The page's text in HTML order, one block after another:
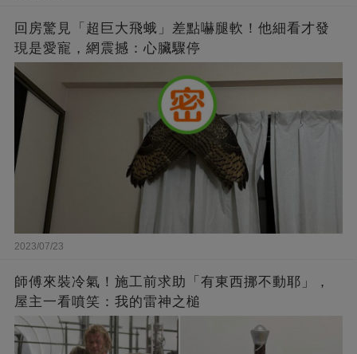
回房驚見「超巨大飛蛾」差點嚇腿軟！他細看才發
現是愛寵，網震撼：心臟驟停
2023/07/23
師傅來裝冷氣！施工前求助「有東西挪不動耶」，
屋主一看噴笑：我的雷神之槌